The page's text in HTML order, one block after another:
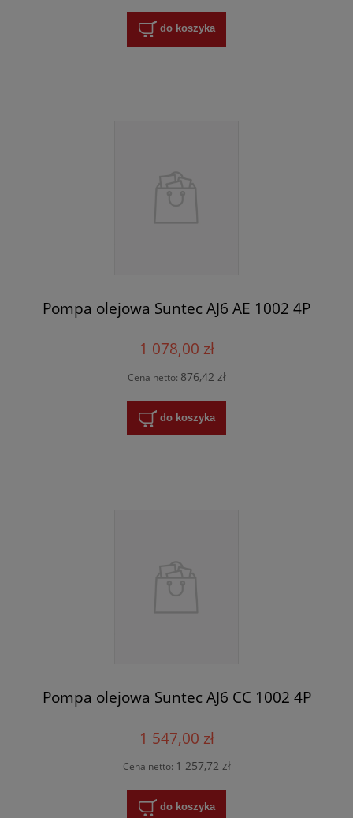
do koszyka
Pompa olejowa Suntec AJ6 AE 1002 4P
1 078,00 zł
Cena netto: 876,42 zł
do koszyka
Pompa olejowa Suntec AJ6 CC 1002 4P
1 547,00 zł
Cena netto: 1 257,72 zł
do koszyka